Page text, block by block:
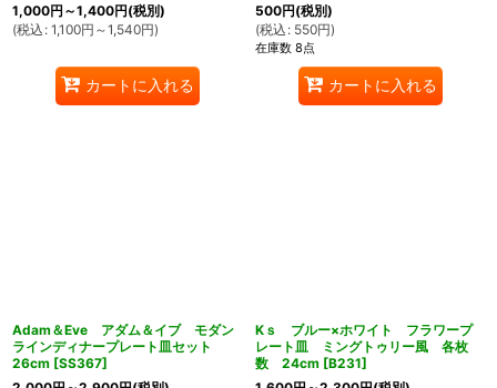
1,000円 ～1,400円(税別)
(税込 : 1,100円 ～1,540円)
カートに入れる
500円(税別)
(税込 : 550円)
在庫数 8点
カートに入れる
Adam＆Eve アダム＆イブ モダン
ラインディナープレート皿セット
26cm [SS367]
Kｓ ブルー×ホワイト フラワープ
レート皿 ミングトゥリー風 各枚
数 24cm [B231]